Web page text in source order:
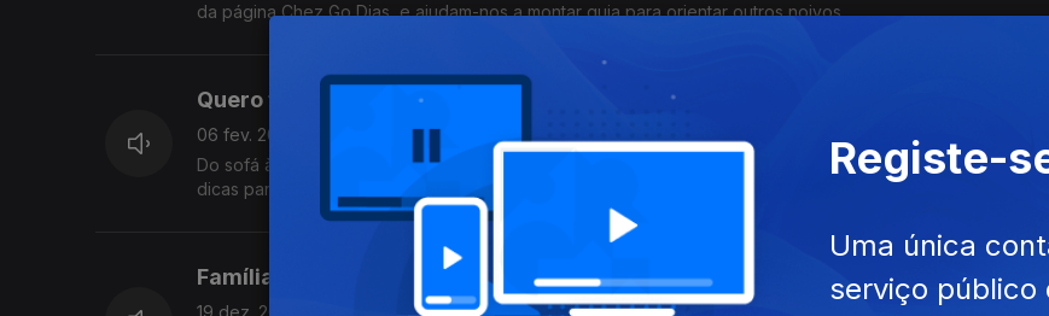
da página Chez Go Dias, e ajudam-nos a montar guia para orientar outros noivos.
Quero fazer mais exercício. Então e agora?
06 fev. 2026
Do sofá à ação: neste episódio, a Heydi Marques conta como deixou de ser sedentária e o PT Bernardo
dicas para passar da teoria à prática, sem desculpas.
Família à mesa no Natal. Então e agora?
Registe-
Uma única
serviço público